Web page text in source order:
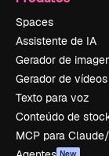
Spaces
Assistente de IA
Gerador de
Gerador de vídeos
Texto para voz
Conteúdo de
MCP para